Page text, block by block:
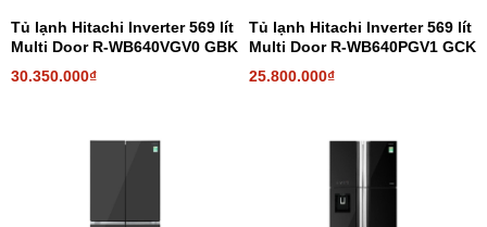
Tủ lạnh Hitachi Inverter 569 lít
Multi Door R-WB640VGV0 GBK
30.350.000₫
Tủ lạnh Hitachi Inverter 569 lít
Multi Door R-WB640PGV1 GCK
25.800.000₫